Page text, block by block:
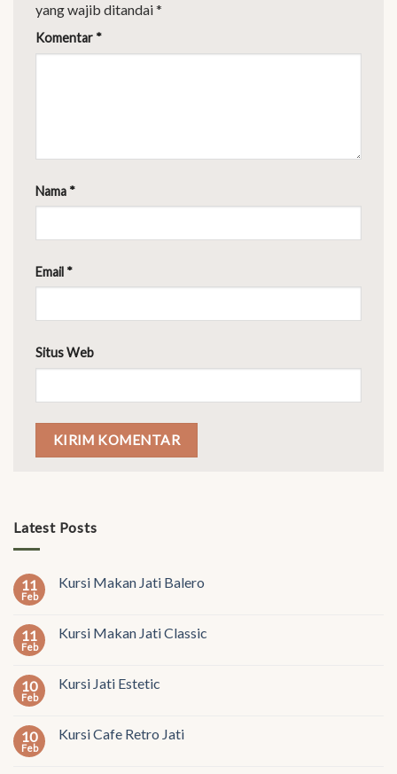
yang wajib ditandai*
Komentar *
Nama *
Email *
Situs Web
Latest Posts
11
Feb
Kursi Makan Jati Balero
11
Feb
Kursi Makan Jati Classic
10
Feb
Kursi Jati Estetic
10
Feb
Kursi Cafe Retro Jati